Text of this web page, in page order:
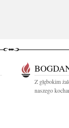
Z głębokim
naszego